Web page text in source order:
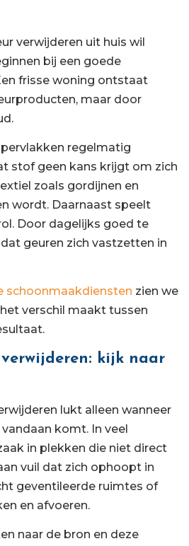
verwijderen uit huis wil
bij een goede
frisse woning ontstaat
maar door
regelmatig
stof geen kans krijgt om zich
zoals gordijnen en
wordt. Daarnaast speelt
Door dagelijks goed te
geuren zich vastzetten in
schoonmaakdiensten zien we
verschil maakt tussen
kijk naar
lukt alleen wanneer
komt. In veel
in plekken die niet direct
vuil dat zich ophoopt in
geventileerde ruimtes of
en afvoeren.
naar de bron en deze